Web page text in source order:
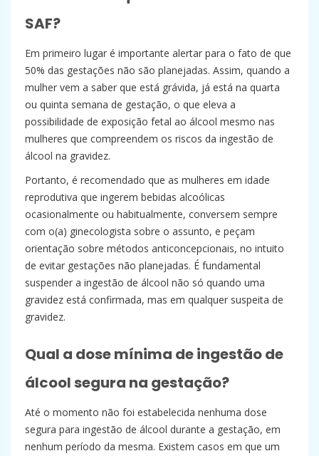
SAF?
Em primeiro lugar é importante alertar para o fato de que
50% das gestações não são planejadas. Assim, quando a
mulher vem a saber que está grávida, já está na quarta
ou quinta semana de gestação, o que eleva a
possibilidade de exposição fetal ao álcool mesmo nas
mulheres que compreendem os riscos da ingestão de
álcool na gravidez.
Portanto, é recomendado que as mulheres em idade
reprodutiva que ingerem bebidas alcoólicas
ocasionalmente ou habitualmente, conversem sempre
com o(a) ginecologista sobre o assunto, e peçam
orientação sobre métodos anticoncepcionais, no intuito
de evitar gestações não planejadas. É fundamental
suspender a ingestão de álcool não só quando uma
gravidez está confirmada, mas em qualquer suspeita de
gravidez.
Qual a dose mínima de ingestão de
álcool segura na gestação?
Até o momento não foi estabelecida nenhuma dose
segura para ingestão de álcool durante a gestação, em
nenhum período da mesma. Existem casos em que um